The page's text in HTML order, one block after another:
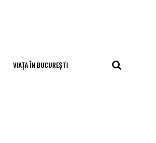
VIAȚA ÎN BUCUREȘTI